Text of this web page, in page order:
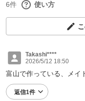
6件 使い方
Takashi****
2026/5/12 18:50
富山で作っている、メイ
返信1件